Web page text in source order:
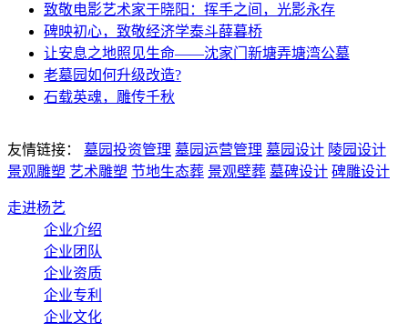
致敬电影艺术家于晓阳：挥手之间，光影永存
碑映初心，致敬经济学泰斗薛暮桥
让安息之地照见生命——沈家门新塘弄塘湾公墓
老墓园如何升级改造?
石载英魂，雕传千秋
友情链接： 墓园投资管理 墓园运营管理 墓园设计 陵园设计
景观雕塑 艺术雕塑 节地生态葬 景观壁葬 墓碑设计 碑雕设计
走进杨艺
企业介绍
企业团队
企业资质
企业专利
企业文化